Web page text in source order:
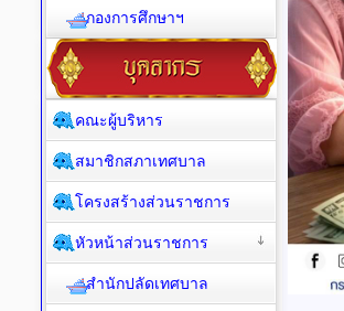
กองการศึกษาฯ
คณะผู้บริหาร
สมาชิกสภาเทศบาล
โครงสร้างส่วนราชการ
หัวหน้าส่วนราชการ
สำนักปลัดเทศบาล